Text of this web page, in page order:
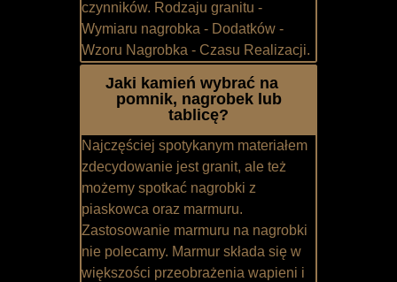
czynników. Rodzaju granitu -
Wymiaru nagrobka - Dodatków -
Wzoru Nagrobka - Czasu Realizacji.
Jaki kamień wybrać na
pomnik, nagrobek lub
tablicę?
Najczęściej spotykanym materiałem
zdecydowanie jest granit, ale też
możemy spotkać nagrobki z
piaskowca oraz marmuru.
Zastosowanie marmuru na nagrobki
nie polecamy. Marmur składa się w
większości przeobrażenia wapieni i